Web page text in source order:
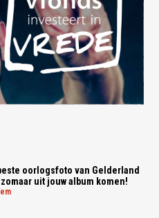
oorlogsfoto van Gelderland
zomaar uit jouw album komen!